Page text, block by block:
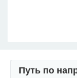
Путь по